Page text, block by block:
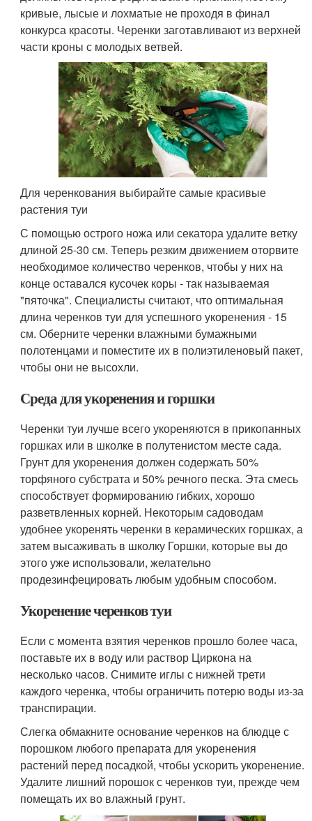
кривые, лысые и лохматые не проходя в финал
конкурса красоты. Черенки заготавливают из верхней
части кроны с молодых ветвей.
Для черенкования выбирайте самые красивые
растения туи
С помощью острого ножа или секатора удалите ветку
длиной 25-30 см. Теперь резким движением оторвите
необходимое количество черенков, чтобы у них на
конце оставался кусочек коры - так называемая
"пяточка". Специалисты считают, что оптимальная
длина черенков туи для успешного укоренения - 15
см. Оберните черенки влажными бумажными
полотенцами и поместите их в полиэтиленовый пакет,
чтобы они не высохли.
Среда для укоренения и горшки
Черенки туи лучше всего укореняются в прикопанных
горшках или в школке в полутенистом месте сада.
Грунт для укоренения должен содержать 50%
торфяного субстрата и 50% речного песка. Эта смесь
способствует формированию гибких, хорошо
разветвленных корней. Некоторым садоводам
удобнее укоренять черенки в керамических горшках, а
затем высаживать в школку Горшки, которые вы до
этого уже использовали, желательно
продезинфецировать любым удобным способом.
Укоренение черенков туи
Если с момента взятия черенков прошло более часа,
поставьте их в воду или раствор Циркона на
несколько часов. Снимите иглы с нижней трети
каждого черенка, чтобы ограничить потерю воды из-за
транспирации.
Слегка обмакните основание черенков на блюдце с
порошком любого препарата для укоренения
растений перед посадкой, чтобы ускорить укоренение.
Удалите лишний порошок с черенков туи, прежде чем
помещать их во влажный грунт.